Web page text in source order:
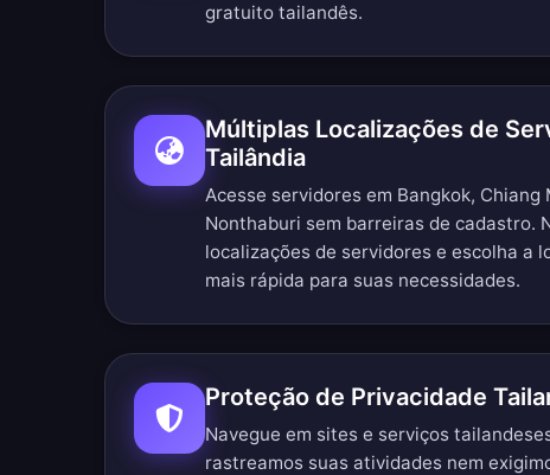
gratuito tailandês.
Múltiplas Localizações de
Tailândia
Acesse servidores em Bangkok,
Nonthaburi sem barreiras de cadastro.
localizações de servidores e escolha a
mais rápida para suas necessidades.
Proteção de Privacidade
Navegue em sites e serviços
rastreamos suas atividades nem